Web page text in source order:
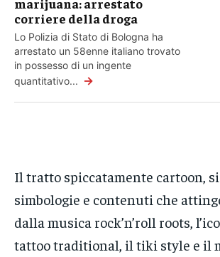
corriere della droga
Lo Polizia di Stato di Bologna ha
arrestato un 58enne italiano trovato
in possesso di un ingente
quantitativo... →
Il tratto spiccatamente cartoon, si
simbologie e contenuti che
dalla musica rock’n’roll roots,
tattoo traditional, il tiki style e il